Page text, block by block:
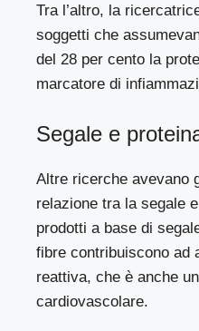
Tra l’altro, la
soggetti che
del 28 per cento la
marcatore di
Segale e
Altre ricerche avevano
relazione tra la segale
prodotti a base di
fibre contribuiscono ad
reattiva, che è anche
cardiovascolare.